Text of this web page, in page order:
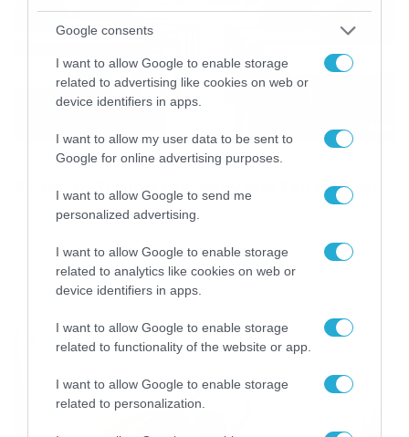
Google consents
I want to allow Google to enable storage
related to advertising like cookies on web or
device identifiers in apps.
I want to allow my user data to be sent to
Google for online advertising purposes.
I want to allow Google to send me
personalized advertising.
I want to allow Google to enable storage
related to analytics like cookies on web or
device identifiers in apps.
I want to allow Google to enable storage
related to functionality of the website or app.
I want to allow Google to enable storage
related to personalization.
08/07/2024 21:00
Σχολεία: Τι ώρα ξεκινούν τον Σεπτέμβρη
Όλοι οι μαθητές απολαμβάνουν ξέγνοιαστα τις
αρκετός χρόνος μέχρι την έναρξη των σχολείων. Ωστόσο
καλό είναι να γνωρίζουν από τώρα το πρόγραμμα
προσέλευσης και αποχώρησης τους από τα σχολεία που
υπάρχουν ορισμένες διαφοροποιήσεις. Το πρώτο
κουδούνι της νέας σχολικής χρονιάς 2024-2025